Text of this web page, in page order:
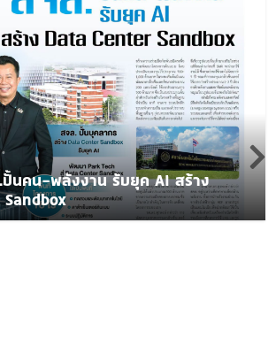
ปั้นคน-พลังงาน รับยุค AI สร้าง